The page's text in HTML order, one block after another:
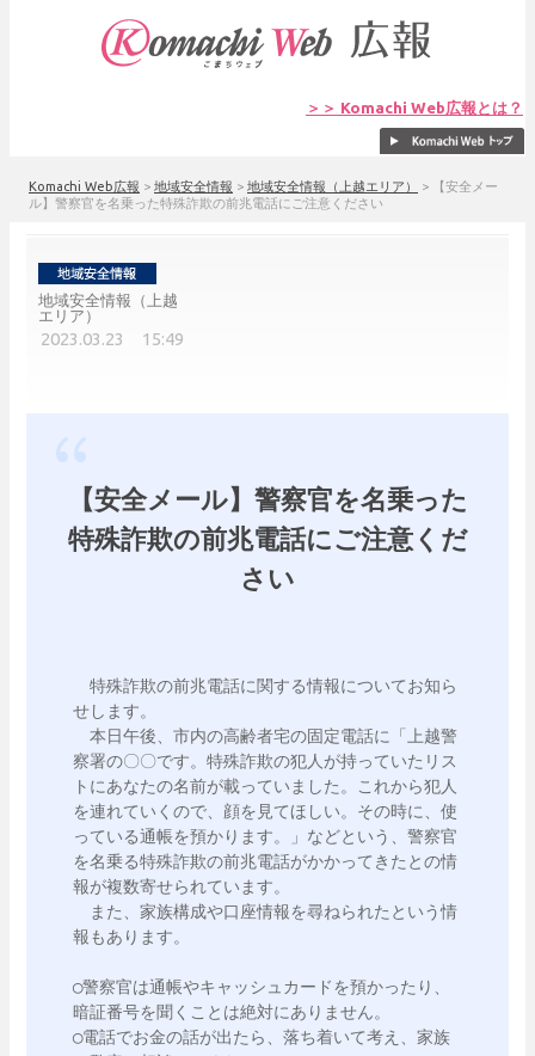
＞＞ Komachi Web広報とは？
Komachi Web広報 > 地域安全情報 > 地域安全情報（上越エリア） >
【安全メー
ル】警察官を名乗った特殊詐欺の前兆電話にご注意ください
地域安全情報（上越
エリア）
2023.03.23 15:49
【安全メール】警察官を名乗った
特殊詐欺の前兆電話にご注意くだ
さい
特殊詐欺の前兆電話に関する情報についてお知ら
せします。
本日午後、市内の高齢者宅の固定電話に「上越警
察署の〇〇です。特殊詐欺の犯人が持っていたリス
トにあなたの名前が載っていました。これから犯人
を連れていくので、顔を見てほしい。その時に、使
っている通帳を預かります。」などという、警察官
を名乗る特殊詐欺の前兆電話がかかってきたとの情
報が複数寄せられています。
また、家族構成や口座情報を尋ねられたという情
報もあります。
◯警察官は通帳やキャッシュカードを預かったり、
暗証番号を聞くことは絶対にありません。
◯電話でお金の話が出たら、落ち着いて考え、家族